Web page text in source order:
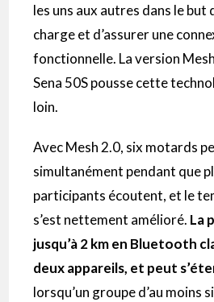
les uns aux autres dans le but
charge et d’assurer une
fonctionnelle. La version
Sena 50S pousse cette
loin.
Avec Mesh 2.0, six motards
simultanément pendant que
participants écoutent, et le
s’est nettement amélioré. La
jusqu’à 2 km en Bluetooth
deux appareils, et peut
lorsqu’un groupe d’au moins